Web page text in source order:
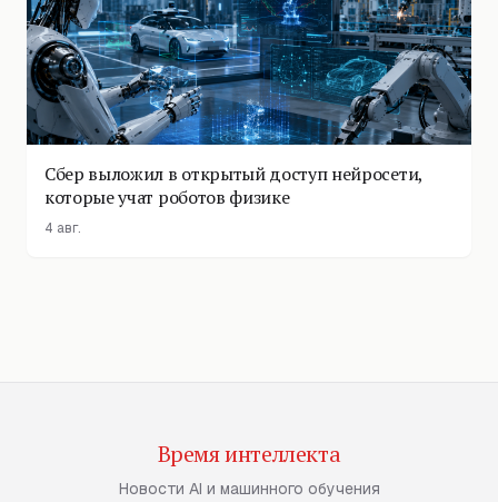
Сбер выложил в открытый доступ нейросети,
которые учат роботов физике
4 авг.
Время интеллекта
Новости AI и машинного обучения